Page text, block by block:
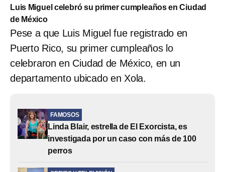
Luis Miguel celebró su primer cumpleaños en Ciudad
de México
Pese a que Luis Miguel fue registrado en
Puerto Rico, su primer cumpleaños lo
celebraron en Ciudad de México, en un
departamento ubicado en Xola.
FAMOSOS
Linda Blair, estrella de El Exorcista, es
investigada por un caso con más de 100
perros